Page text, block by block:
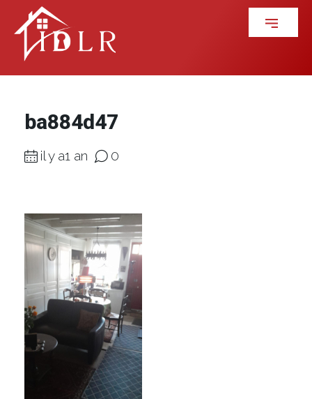
ba884d47
il y a1 an 0